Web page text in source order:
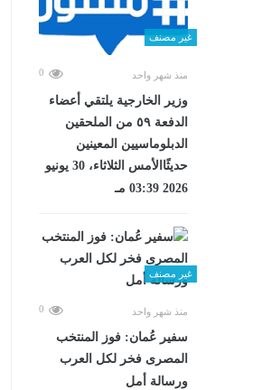
غير مصنف
منذ شهر واحد 0
وزير الخارجية يلتقي أعضاء
الدفعة ٥٩ من الملحقين
الدبلوماسيين المعينين
حديثًاالأمس الثلاثاء، 30 يونيو
2026 03:39 مـ
غير مصنف
منذ شهر واحد 0
سفير عُمان: فوز المنتخب
المصرى فخر لكل العرب
ورسالة أمل